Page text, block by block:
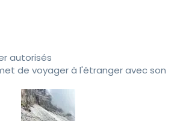
autorisés
de voyager à l'étranger avec son